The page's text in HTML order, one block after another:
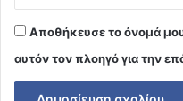
Αποθήκευσε το όνομά
αυτόν τον πλοηγό για την